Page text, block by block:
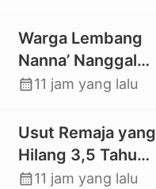
Deker dan Talut
Jalan
Penghubung
Warga Lembang
Nanna’ Nanggala,
Swadaya Cor
Jembatan
calendar_month11 jam yang lalu
Usut Remaja yang
Hilang 3,5 Tahun
Lalu, Polres Toraja
calendar_month11 jam yang lalu